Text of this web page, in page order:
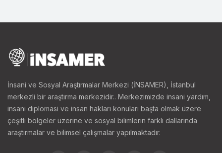
İnsani ve Sosyal Araştırmalar Merkezi (İNSAMER), İstanbul
merkezli bir araştırma merkezidir.. Merkezimizde insani yardım,
insani diplomasi ve insan hakları konuları başta olmak üzere
çeşitli bölgeler üzerine ve sosyal bilimlerin farklı dallarında
araştırmalar ve bilimsel çalışmalar yapılmaktadır.